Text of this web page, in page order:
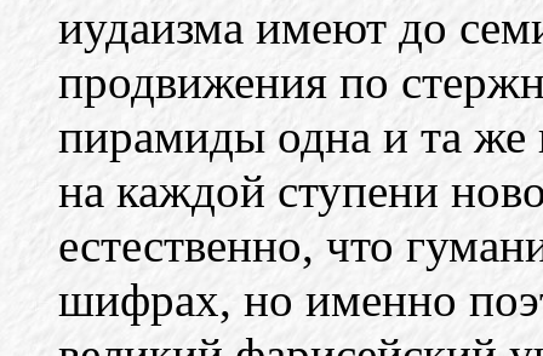
иудаизма имеют до
продвижения по
пирамиды одна и та же
на каждой ступени
естественно, что
шифрах, но именно